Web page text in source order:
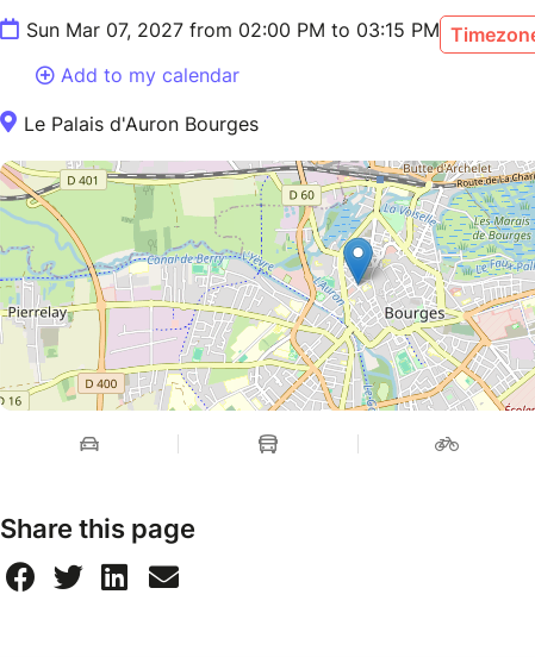
Sun Mar 07, 2027 from 02:00 PM to 03:15 PM
Add to my calendar
Le Palais d'Auron Bourges
Share this page